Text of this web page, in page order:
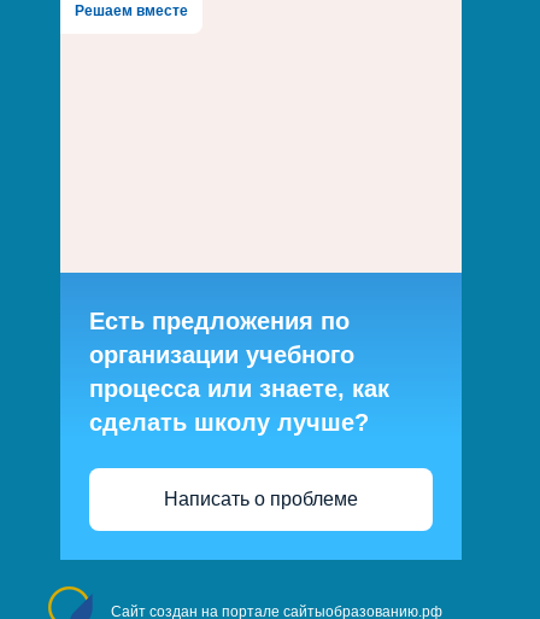
Решаем вместе
Есть предложения по
организации учебного
процесса или знаете, как
сделать школу лучше?
Написать о проблеме
Сайт создан на портале сайтыобразованию.рф